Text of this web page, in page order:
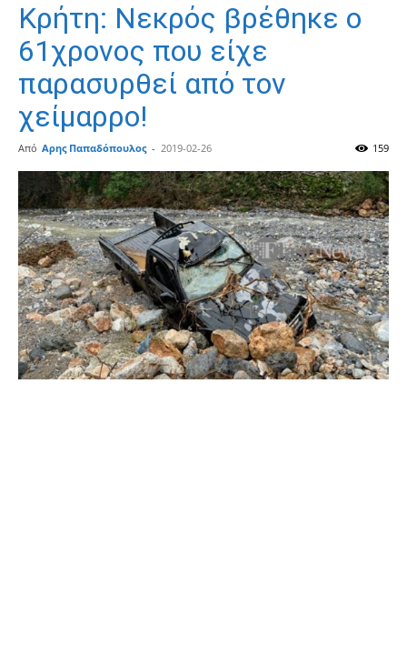
Κρήτη: Νεκρός βρέθηκε ο
61χρονος που είχε
παρασυρθεί από τον
χείμαρρο!
Από Αρης Παπαδόπουλος - 2019-02-26 159